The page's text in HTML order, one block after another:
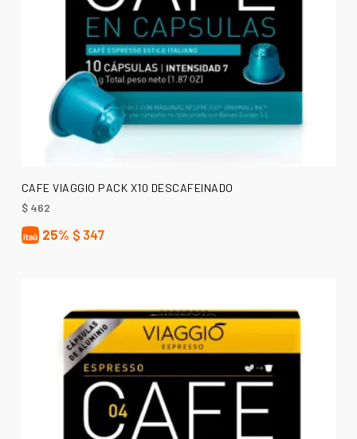
AÑADIR AL CARRITO
CAFE VIAGGIO PACK X10 DESCAFEINADO
$462
25% $ 347